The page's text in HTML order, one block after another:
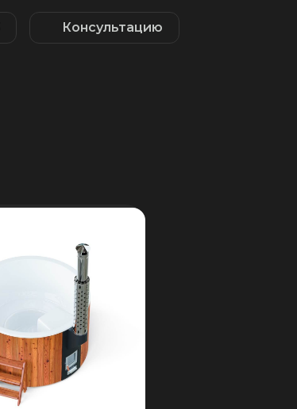
Консультацию